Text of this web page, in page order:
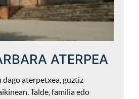
ATERPEA
aterpetxea, guztiz
Talde, familia edo